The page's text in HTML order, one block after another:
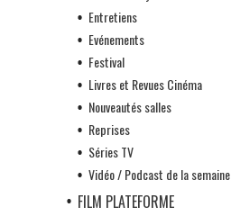
Entretiens
Evénements
Festival
Livres et Revues Cinéma
Nouveautés salles
Reprises
Séries TV
Vidéo / Podcast de la semaine
FILM PLATEFORME